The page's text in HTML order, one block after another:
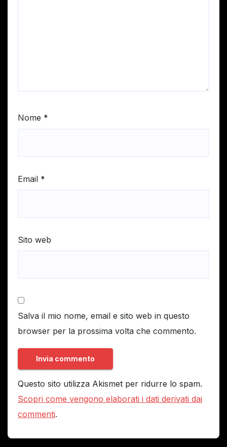
Nome *
Email *
Sito web
Salva il mio nome, email e sito web in questo
browser per la prossima volta che commento.
Questo sito utilizza Akismet per ridurre lo spam.
Scopri come vengono elaborati i dati derivati dai
commenti.